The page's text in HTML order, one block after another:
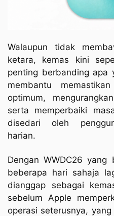
Walaupun tidak
ketara, kemas kini
penting berbanding apa
membantu
optimum,
serta memperbaiki
disedari oleh
harian.
Dengan WWDC26 yang
beberapa hari sahaja
dianggap sebagai
sebelum Apple
operasi seterusnya,